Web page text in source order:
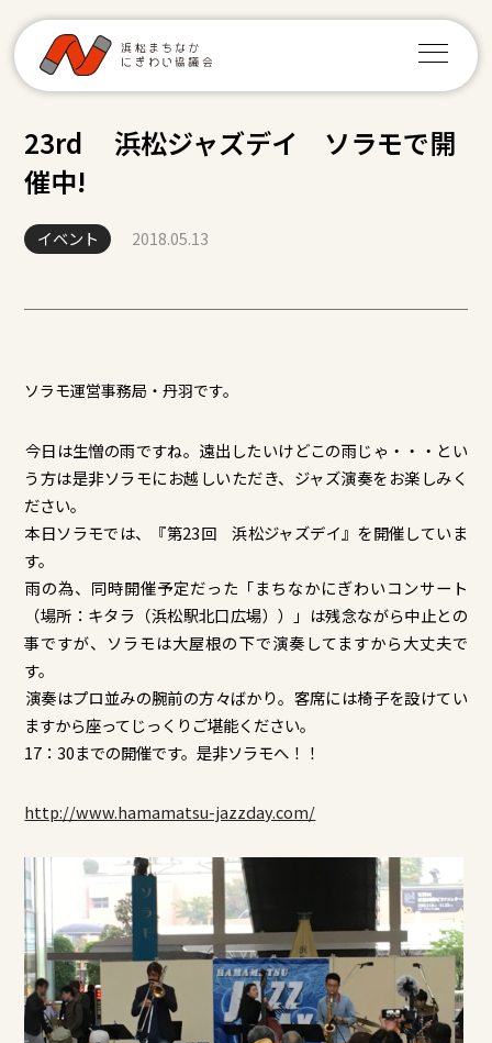
23rd 浜松ジャズデイ ソラモで開
催中!
イベント 2018.05.13
ソラモ運営事務局・丹羽です。
​今日は生憎の雨ですね。遠出したいけどこの雨じゃ・・・とい
う方は是非ソラモにお越しいただき、ジャズ演奏をお楽しみく
ださい。
本日ソラモでは、『第23回 浜松ジャズデイ』を開催していま
す。
​雨の為、同時開催予定だった「まちなかにぎわいコンサート
（場所：キタラ（浜松駅北口広場））」は残念ながら中止との
事ですが、ソラモは大屋根の下で演奏してますから大丈夫で
す。
​演奏はプロ並みの腕前の方々ばかり。客席には椅子を設けてい
ますから座ってじっくりご堪能ください。
​17：30までの開催です。是非ソラモへ！！
http://www.hamamatsu-jazzday.com/